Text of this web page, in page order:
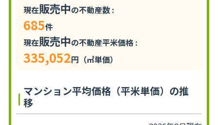
現在販売中の不動産数 :
685件
現在販売中の不動産平米価格 :
335,052円（㎡単価）
マンション平均価格（平米単価）の推
移